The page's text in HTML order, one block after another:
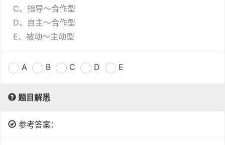
C、指导～合作型
D、自主～合作型
E、被动～主动型
A B C D E
题目解悉
参考答案：